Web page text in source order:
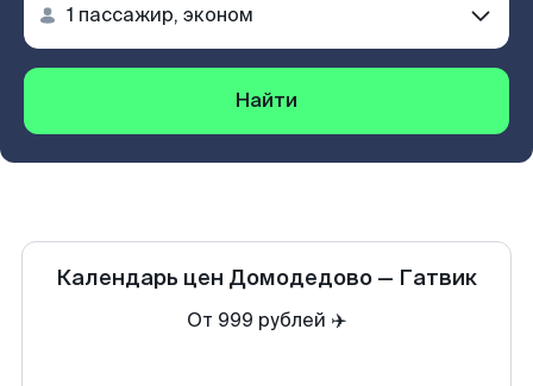
Найти
Календарь цен Домодедово — Гатвик
От 999 рублей ✈️